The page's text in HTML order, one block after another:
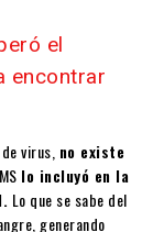
el
encontrar
virus, no existe
lo incluyó en la
Lo que se sabe del
generando